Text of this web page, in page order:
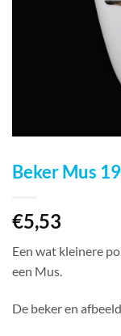
Beker Mus
€5,53
Een wat kleinere
een Mus.
De beker en